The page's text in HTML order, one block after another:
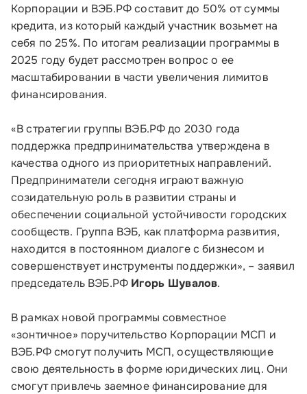
Малому и среднему бизнесу
Банкам и финансовым организациям
Корпорации и ВЭБ.РФ составит до 50% от суммы
кредита, из который каждый участник возьмет на
себя по 25%. По итогам реализации программы в
2025 году будет рассмотрен вопрос о ее
масштабировании в части увеличения лимитов
финансирования.
«В стратегии группы ВЭБ.РФ до 2030 года
поддержка предпринимательства утверждена в
качества одного из приоритетных направлений.
Предприниматели сегодня играют важную
созидательную роль в развитии страны и
обеспечении социальной устойчивости городских
сообществ. Группа ВЭБ, как платформа развития,
находится в постоянном диалоге с бизнесом и
совершенствует инструменты поддержки», – заявил
председатель ВЭБ.РФ Игорь Шувалов.
В рамках новой программы совместное
«зонтичное» поручительство Корпорации МСП и
ВЭБ.РФ смогут получить МСП, осуществляющие
свою деятельность в форме юридических лиц. Они
смогут привлечь заемное финансирование для